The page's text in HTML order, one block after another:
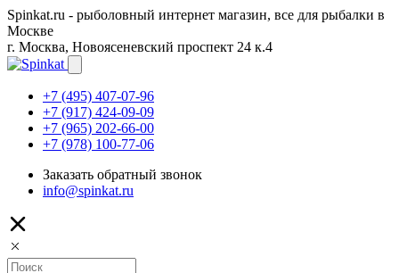
Spinkat.ru - рыболовный интернет магазин, все для рыбалки в
Москве
г. Москва, Новоясеневский проспект 24 к.4
+7 (495) 407-07-96
+7 (917) 424-09-09
+7 (965) 202-66-00
+7 (978) 100-77-06
Заказать обратный звонок
info@spinkat.ru